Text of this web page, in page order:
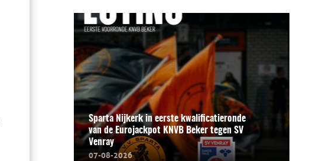
Sparta Nijkerk in eerste kwalificatieronde
van de Eurojackpot KNVB Beker tegen SV
Venray
07-08-2026